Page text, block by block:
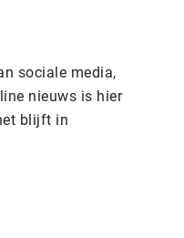
sociale media,
nieuws is hier
blijft in